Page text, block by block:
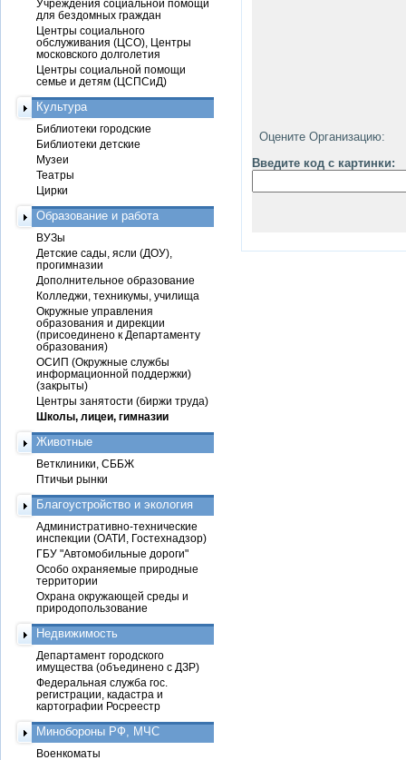
Оцените Организацию:
Введите код с картинки:
Учреждения социальной помощи
для бездомных граждан
Центры социального
обслуживания (ЦСО), Центры
московского долголетия
Центры социальной помощи
семье и детям (ЦСПСиД)
Культура
Библиотеки городские
Библиотеки детские
Музеи
Театры
Цирки
Образование и работа
ВУЗы
Детские сады, ясли (ДОУ),
прогимназии
Дополнительное образование
Колледжи, техникумы, училища
Окружные управления
образования и дирекции
(присоединено к Департаменту
образования)
ОСИП (Окружные службы
информационной поддержки)
(закрыты)
Центры занятости (биржи труда)
Школы, лицеи, гимназии
Животные
Ветклиники, СББЖ
Птичьи рынки
Благоустройство и экология
Административно-технические
инспекции (ОАТИ, Гостехнадзор)
ГБУ "Автомобильные дороги"
Особо охраняемые природные
территории
Охрана окружающей среды и
природопользование
Недвижимость
Департамент городского
имущества (объединено с ДЗР)
Федеральная служба гос.
регистрации, кадастра и
картографии Росреестр
Минобороны РФ, МЧС
Военкоматы